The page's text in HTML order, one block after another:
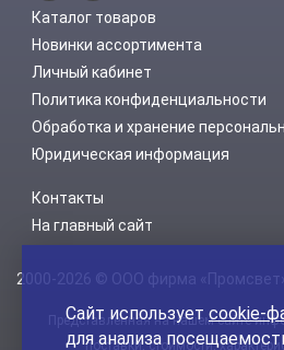
Каталог товаров
Новинки ассортимента
Личный кабинет
Политика конфиденциальности
Обработка и хранение
Юридическая информация
Контакты
На главный сайт
2000-2026 © ООО фирма «Промсвет»
Представленная на нашем сайте
поставки, стоимости,
Сайт используетcookie-
для анализа